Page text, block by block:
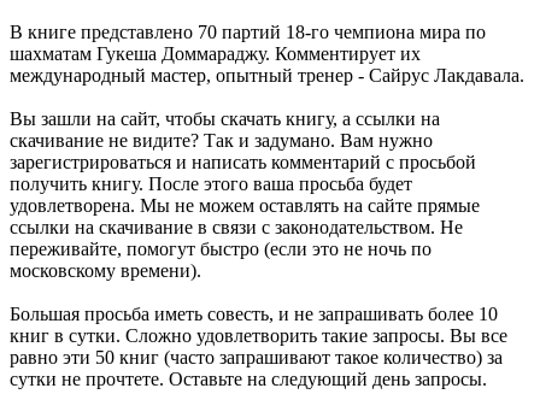
В книге представлено 70 партий 18-го чемпиона мира по
шахматам Гукеша Доммараджу. Комментирует их
международный мастер, опытный тренер - Сайрус Лакдавала.
Вы зашли на сайт, чтобы скачать книгу, а ссылки на
скачивание не видите? Так и задумано. Вам нужно
зарегистрироваться и написать комментарий с просьбой
получить книгу. После этого ваша просьба будет
удовлетворена. Мы не можем оставлять на сайте прямые
ссылки на скачивание в связи с законодательством. Не
переживайте, помогут быстро (если это не ночь по
московскому времени).
Большая просьба иметь совесть, и не запрашивать более 10
книг в сутки. Сложно удовлетворить такие запросы. Вы все
равно эти 50 книг (часто запрашивают такое количество) за
сутки не прочтете. Оставьте на следующий день запросы.